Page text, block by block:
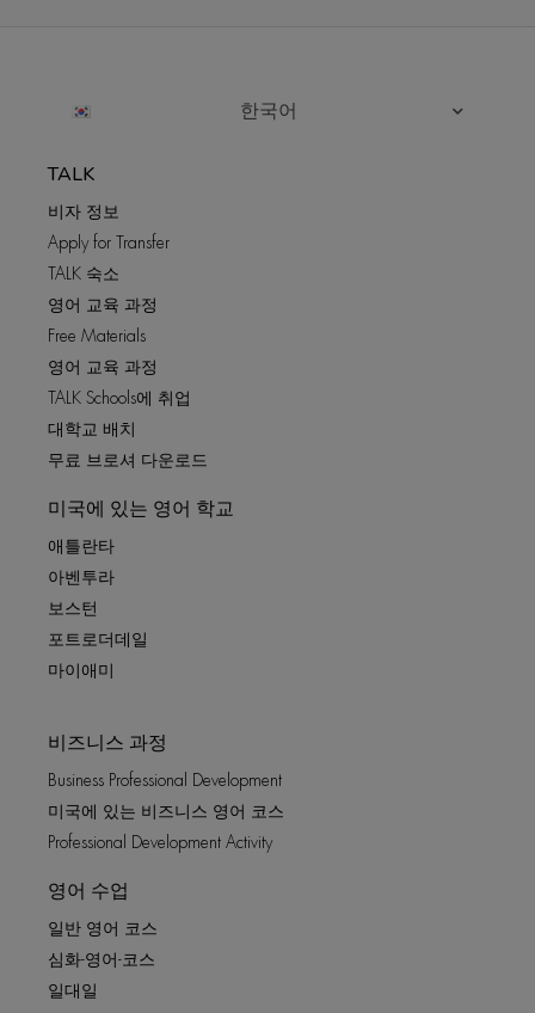
한국어
TALK
비자 정보
Apply for Transfer
TALK 숙소
영어 교육 과정
Free Materials
영어 교육 과정
TALK Schools에 취업
대학교 배치
무료 브로셔 다운로드
미국에 있는 영어 학교
애틀란타
아벤투라
보스턴
포트로더데일
마이애미
비즈니스 과정
Business Professional Development
미국에 있는 비즈니스 영어 코스
Professional Development Activity
영어 수업
일반 영어 코스
심화-영어-코스
일대일